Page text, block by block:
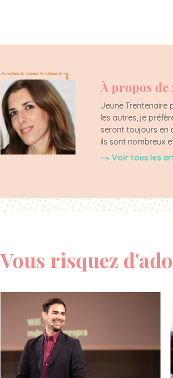
À propos de
Jeune Trentenaire
les autres, je
seront toujours en
ils sont nombreux
Voir tous les
Vous risquez